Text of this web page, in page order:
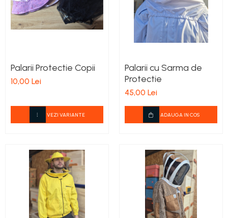
Palarii Protectie Copii
10,00 Lei
VEZI VARIANTE
Palarii cu Sarma de
Protectie
45,00 Lei
ADAUGA IN COS